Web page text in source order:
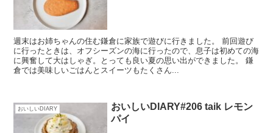
週末はお姉ちゃんの住む鎌倉に家族で遊びに行きました。 前回遊び
に行ったときは、オフシーズンの海に行ったので、息子は初めての海
に興奮して大はしゃぎ。とっても良い夏の思い出ができました。 鎌
倉では美味しいごはんとスイーツもたくさん...
おいしいDIARY
おいしいDIARY#206 taik レモン
パイ